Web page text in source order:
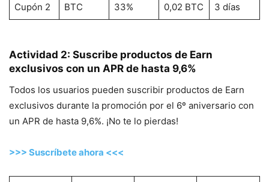
Cupón 2 BTC 33% 0,02 BTC 3 días
Actividad 2: Suscribe productos de Earn
exclusivos con un APR de hasta 9,6%
Todos los usuarios pueden suscribir productos de Earn
exclusivos durante la promoción por el 6º aniversario con
un APR de hasta 9,6%. ¡No te lo pierdas!
>>> Suscríbete ahora <<<